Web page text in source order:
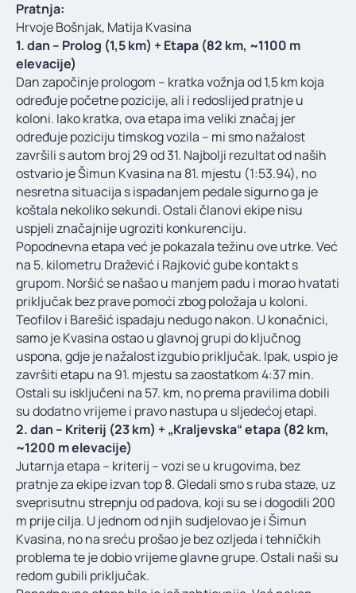
Pratnja:
Hrvoje Bošnjak, Matija Kvasina
1. dan – Prolog (1,5 km) + Etapa (82 km, ~1100 m
elevacije)
Dan započinje prologom – kratka vožnja od 1,5 km koja
određuje početne pozicije, ali i redoslijed pratnje u
koloni. Iako kratka, ova etapa ima veliki značaj jer
određuje poziciju timskog vozila – mi smo nažalost
završili s autom broj 29 od 31. Najbolji rezultat od naših
ostvario je Šimun Kvasina na 81. mjestu (1:53.94), no
nesretna situacija s ispadanjem pedale sigurno ga je
koštala nekoliko sekundi. Ostali članovi ekipe nisu
uspjeli značajnije ugroziti konkurenciju.
Popodnevna etapa već je pokazala težinu ove utrke. Već
na 5. kilometru Dražević i Rajković gube kontakt s
grupom. Noršić se našao u manjem padu i morao hvatati
priključak bez prave pomoći zbog položaja u koloni.
Teofilov i Barešić ispadaju nedugo nakon. U konačnici,
samo je Kvasina ostao u glavnoj grupi do ključnog
uspona, gdje je nažalost izgubio priključak. Ipak, uspio je
završiti etapu na 91. mjestu sa zaostatkom 4:37 min.
Ostali su isključeni na 57. km, no prema pravilima dobili
su dodatno vrijeme i pravo nastupa u sljedećoj etapi.
2. dan – Kriterij (23 km) + „Kraljevska“ etapa (82 km,
~1200 m elevacije)
Jutarnja etapa – kriterij – vozi se u krugovima, bez
pratnje za ekipe izvan top 8. Gledali smo s ruba staze, uz
sveprisutnu strepnju od padova, koji su se i dogodili 200
m prije cilja. U jednom od njih sudjelovao je i Šimun
Kvasina, no na sreću prošao je bez ozljeda i tehničkih
problema te je dobio vrijeme glavne grupe. Ostali naši su
redom gubili priključak.